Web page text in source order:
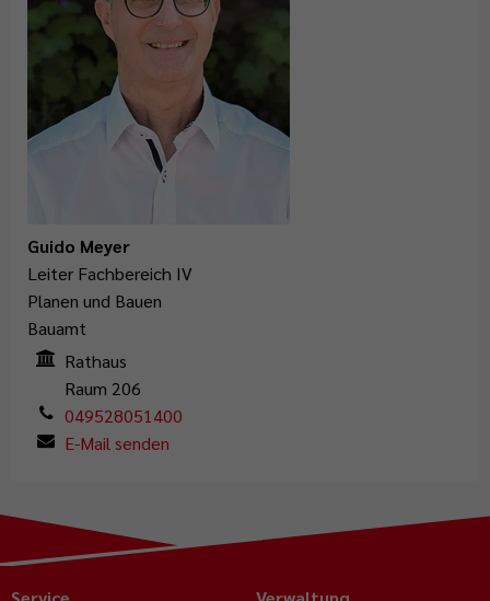
Guido Meyer
Leiter Fachbereich IV
Planen und Bauen
Bauamt
Rathaus
Raum 206
049528051400
E-Mail senden